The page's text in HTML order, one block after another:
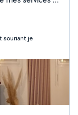
en photos) je
et
la pour vous
suis manuel
montages
souriant je